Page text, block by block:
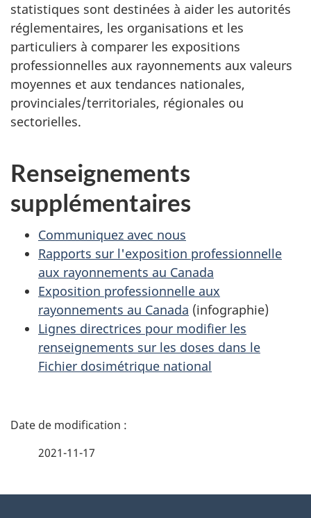
statistiques sont destinées à aider les autorités
réglementaires, les organisations et les
particuliers à comparer les expositions
professionnelles aux rayonnements aux valeurs
moyennes et aux tendances nationales,
provinciales/territoriales, régionales ou
sectorielles.
Renseignements
supplémentaires
Communiquez avec nous
Rapports sur l'exposition professionnelle
aux rayonnements au Canada
Exposition professionnelle aux
rayonnements au Canada (infographie)
Lignes directrices pour modifier les
renseignements sur les doses dans le
Fichier dosimétrique national
D
2021-11-17